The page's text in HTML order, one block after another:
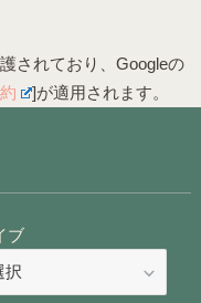
されており、Googleの
]が適用されます。
ブ